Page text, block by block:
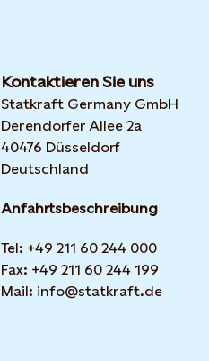
Kontaktieren Sie uns
Statkraft Germany GmbH
Derendorfer Allee 2a
40476 Düsseldorf
Deutschland
Anfahrtsbeschreibung
Tel: +49 211 60 244 000
Fax: +49 211 60 244 199
Mail: info@statkraft.de